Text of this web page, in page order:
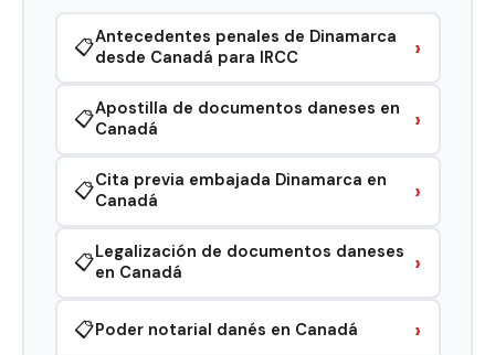
📋Antecedentes penales de Dinamarca
desde Canadá para IRCC
›
📋Apostilla de documentos daneses en
Canadá
›
📋Cita previa embajada Dinamarca en
Canadá
›
📋Legalización de documentos daneses
en Canadá
›
📋Poder notarial danés en Canadá ›